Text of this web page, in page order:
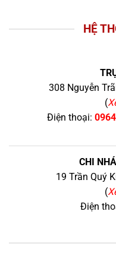
HỆ
308 Nguyễn
(
Điện thoại:
CHI
19 Trần Quý
(
Điện